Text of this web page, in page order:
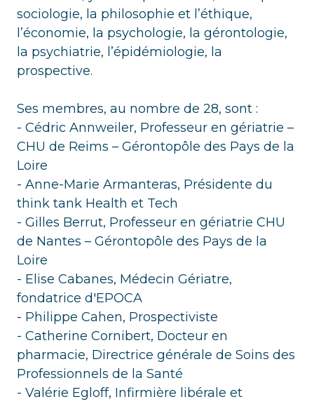
sociologie, la philosophie et l’éthique,
l’économie, la psychologie, la gérontologie,
la psychiatrie, l’épidémiologie, la
prospective.
Ses membres, au nombre de 28, sont :
- Cédric Annweiler, Professeur en gériatrie –
CHU de Reims – Gérontopôle des Pays de la
Loire
- Anne-Marie Armanteras, Présidente du
think tank Health et Tech
- Gilles Berrut, Professeur en gériatrie CHU
de Nantes – Gérontopôle des Pays de la
Loire
- Elise Cabanes, Médecin Gériatre,
fondatrice d'EPOCA
- Philippe Cahen, Prospectiviste
- Catherine Cornibert, Docteur en
pharmacie, Directrice générale de Soins des
Professionnels de la Santé
- Valérie Egloff, Infirmière libérale et